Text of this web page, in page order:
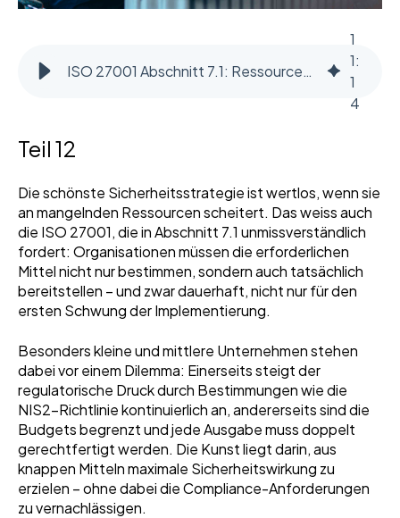
ISO 27001 Abschnitt 7.1: Ressourcen im ISMS – Wie Organisationen Planung, Bereitstellung und Wirksamkeit sicherstellen
1
1:
1
4
Teil 12
Die schönste Sicherheitsstrategie ist wertlos, wenn sie
an mangelnden Ressourcen scheitert. Das weiss auch
die ISO 27001, die in Abschnitt 7.1 unmissverständlich
fordert: Organisationen müssen die erforderlichen
Mittel nicht nur bestimmen, sondern auch tatsächlich
bereitstellen – und zwar dauerhaft, nicht nur für den
ersten Schwung der Implementierung.
Besonders kleine und mittlere Unternehmen stehen
dabei vor einem Dilemma: Einerseits steigt der
regulatorische Druck durch Bestimmungen wie die
NIS2-Richtlinie kontinuierlich an, andererseits sind die
Budgets begrenzt und jede Ausgabe muss doppelt
gerechtfertigt werden. Die Kunst liegt darin, aus
knappen Mitteln maximale Sicherheitswirkung zu
erzielen – ohne dabei die Compliance-Anforderungen
zu vernachlässigen.